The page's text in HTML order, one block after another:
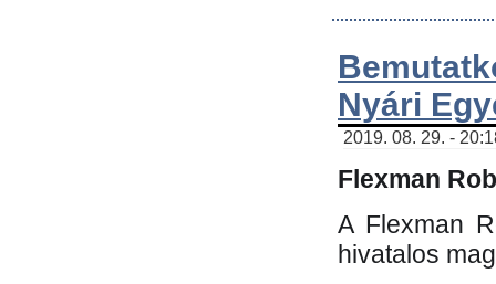
Nyári
2019. 08. 29. -
Flexman
A Flexman
hivatalos